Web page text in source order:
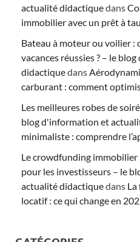
actualité didactiquedans
immobilier avec un prêt à
Bateau à moteur ou voilier :
vacances réussies ? – le
didactiquedans
carburant : comment
Les meilleures robes de
blog d'information et
minimaliste : comprendre
Le crowdfunding immobilier
pour les investisseurs – le
actualité didactiquedans La
locatif : ce qui change en